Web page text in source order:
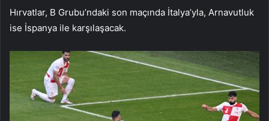
Hırvatlar, B Grubu’ndaki son maçında İtalya’yla, Arnavutluk
ise İspanya ile karşılaşacak.